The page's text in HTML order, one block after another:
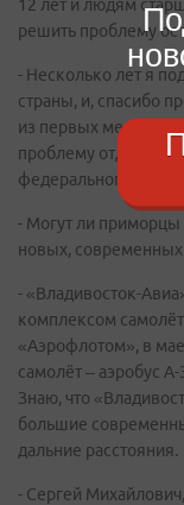
12 лет и людям
решить проблему
- Несколько лет я
страны, и, спасибо
из первых мер, с
проблему
федерального
- Могут ли приморцы
новых, современных
- «Владивосток-
комплексом
«Аэрофлотом», в
самолёт – аэробус
Знаю, что
большие
дальние расстояния.
- Сергей